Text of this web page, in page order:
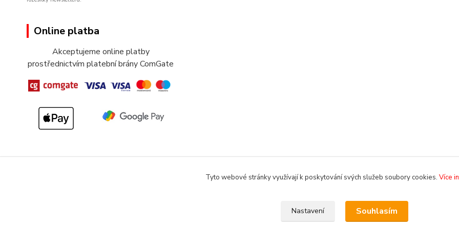
Online platba
Akceptujeme online platby
prostřednictvím platební brány ComGate
Tyto webové stránky využívají k poskytování svých služeb soubory cookies. Více
Nastavení Souhlasím